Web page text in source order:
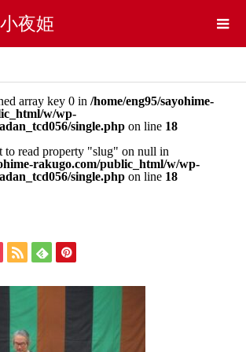
夜姫
array key 0 in /home/eng95/sayohime-
w/wp-
single.php on line 18
to read property "slug" on null in
rakugo.com/public_html/w/wp-
single.php on line 18